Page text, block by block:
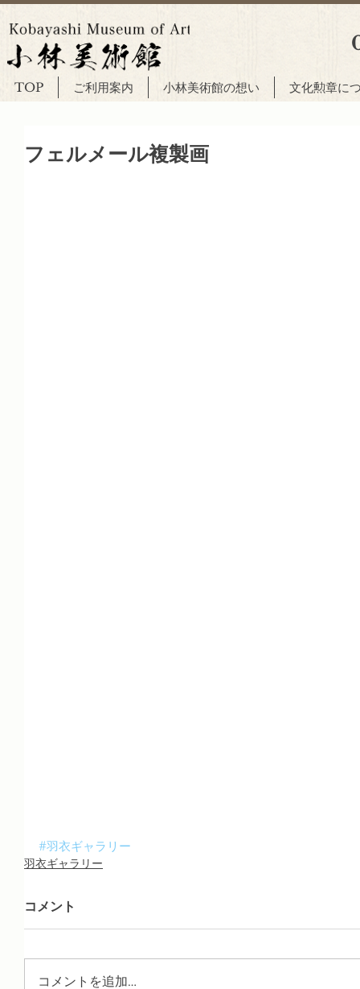
TOP ご利用案内 小林美術館の想い 文化勲章に
フェルメール複製画
#羽衣ギャラリー
羽衣ギャラリー
コメント
コメントを追加…